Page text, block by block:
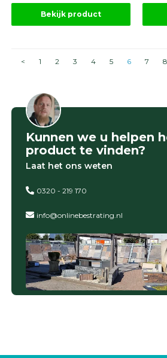
Bekijk product
< 1 2 3 4 5 6 7 8
Kunnen we u helpen
product te vinden?
Laat het ons weten
0320 - 219 170
info@onlinebestrating.nl